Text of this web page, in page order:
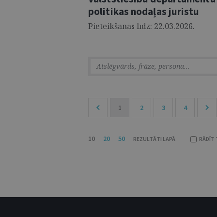
politikas nodaļas juristu
Pieteikšanās līdz: 22.03.2026.
1 2 3 4
10 20 50 REZULTĀTI LAPĀ RĀDĪT